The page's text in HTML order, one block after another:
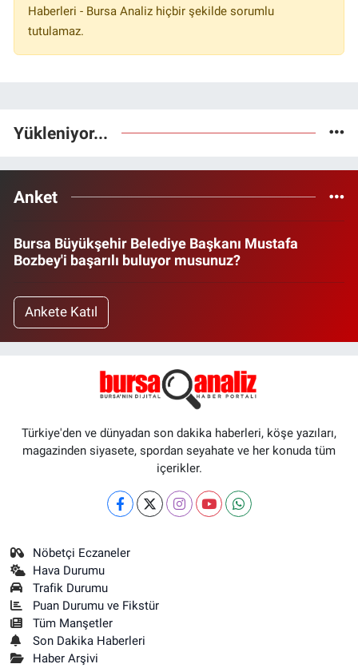
Haberleri - Bursa Analiz hiçbir şekilde sorumlu
tutulamaz.
Yükleniyor...
Anket
Bursa Büyükşehir Belediye Başkanı Mustafa
Bozbey'i başarılı buluyor musunuz?
Ankete Katıl
Türkiye'den ve dünyadan son dakika haberleri, köşe yazıları,
magazinden siyasete, spordan seyahate ve her konuda tüm
içerikler.
Nöbetçi Eczaneler
Hava Durumu
Trafik Durumu
Puan Durumu ve Fikstür
Tüm Manşetler
Son Dakika Haberleri
Haber Arşivi